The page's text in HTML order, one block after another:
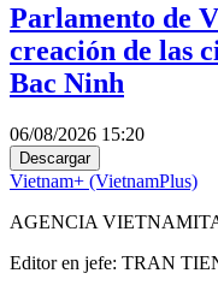
Parlamento de
creación de las
Bac Ninh
06/08/2026 15:20
Descargar
Vietnam+ (VietnamPlus)
AGENCIA
Editor en jefe: TRAN